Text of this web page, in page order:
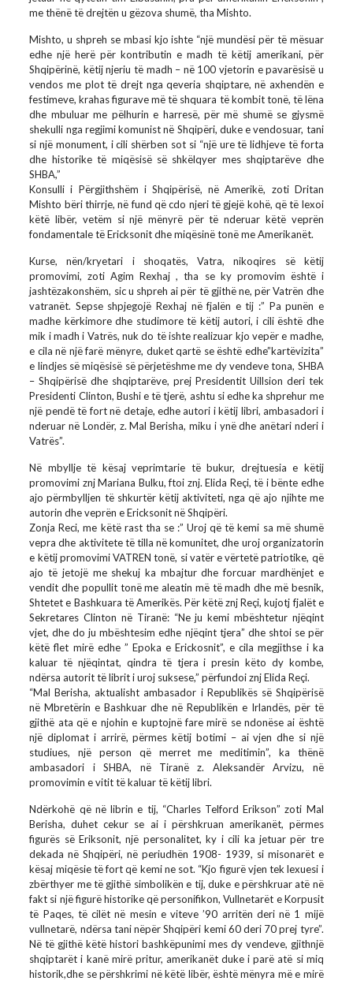
me thënë të drejtën u gëzova shumë, tha Mishto.
Mishto, u shpreh se mbasi kjo ishte “një mundësi për të mësuar
edhe një herë për kontributin e madh të këtij amerikani, për
Shqipërinë, këtij njeriu të madh – në 100 vjetorin e pavarësisë u
vendos me plot të drejt nga qeveria shqiptare, në axhendën e
festimeve, krahas figurave më të shquara të kombit tonë, të lëna
dhe mbuluar me pëlhurin e harresë, për më shumë se gjysmë
shekulli nga regjimi komunist në Shqipëri, duke e vendosuar, tani
si një monument, i cili shërben sot si “një ure të lidhjeve të forta
dhe historike të miqësisë së shkëlqyer mes shqiptarëve dhe
SHBA,”
Konsulli i Përgjithshëm i Shqipërisë, në Amerikë, zoti Dritan
Mishto bëri thirrje, në fund që cdo njeri të gjejë kohë, që të lexoi
këtë libër, vetëm si një mënyrë për të nderuar këtë veprën
fondamentale të Ericksonit dhe miqësinë tonë me Amerikanët.
Kurse, nën/kryetari i shoqatës, Vatra, nikoqires së këtij
promovimi, zoti Agim Rexhaj , tha se ky promovim është i
jashtëzakonshëm, sic u shpreh ai për të gjithë ne, për Vatrën dhe
vatranët. Sepse shpjegojë Rexhaj në fjalën e tij :” Pa punën e
madhe kërkimore dhe studimore të këtij autori, i cili është dhe
mik i madh i Vatrës, nuk do të ishte realizuar kjo vepër e madhe,
e cila në një farë mënyre, duket qartë se është edhe”kartëvizita”
e lindjes së miqësisë së përjetëshme me dy vendeve tona, SHBA
– Shqipërisë dhe shqiptarëve, prej Presidentit Uillsion deri tek
Presidenti Clinton, Bushi e të tjerë, ashtu si edhe ka shprehur me
një pendë të fort në detaje, edhe autori i këtij libri, ambasadori i
nderuar në Londër, z. Mal Berisha, miku i ynë dhe anëtari nderi i
Vatrës”.
Në mbyllje të kësaj veprimtarie të bukur, drejtuesia e këtij
promovimi znj Mariana Bulku, ftoi znj. Elida Reçi, të i bënte edhe
ajo përmbylljen të shkurtër këtij aktiviteti, nga që ajo njihte me
autorin dhe veprën e Ericksonit në Shqipëri.
Zonja Reci, me këtë rast tha se :” Uroj që të kemi sa më shumë
vepra dhe aktivitete të tilla në komunitet, dhe uroj organizatorin
e këtij promovimi VATREN tonë, si vatër e vërtetë patriotike, që
ajo të jetojë me shekuj ka mbajtur dhe forcuar mardhënjet e
vendit dhe popullit tonë me aleatin më të madh dhe më besnik,
Shtetet e Bashkuara të Amerikës. Për këtë znj Reçi, kujotj fjalët e
Sekretares Clinton në Tiranë: “Ne ju kemi mbështetur njëqint
vjet, dhe do ju mbështesim edhe njëqint tjera” dhe shtoi se për
këtë flet mirë edhe ” Epoka e Erickosnit”, e cila megjithse i ka
kaluar të njëqintat, qindra të tjera i presin këto dy kombe,
ndërsa autorit të librit i uroj suksese,” përfundoi znj Elida Reçi.
“Mal Berisha, aktualisht ambasador i Republikës së Shqipërisë
në Mbretërin e Bashkuar dhe në Republikën e Irlandës, për të
gjithë ata që e njohin e kuptojnë fare mirë se ndonëse ai është
një diplomat i arrirë, përmes këtij botimi – ai vjen dhe si një
studiues, një person që merret me meditimin”, ka thënë
ambasadori i SHBA, në Tiranë z. Aleksandër Arvizu, në
promovimin e vitit të kaluar të këtij libri.
Ndërkohë që në librin e tij, “Charles Telford Erikson” zoti Mal
Berisha, duhet cekur se ai i përshkruan amerikanët, përmes
figurës së Eriksonit, një personalitet, ky i cili ka jetuar për tre
dekada në Shqipëri, në periudhën 1908- 1939, si misonarët e
kësaj miqësie të fort që kemi ne sot. “Kjo figurë vjen tek lexuesi i
zbërthyer me të gjithë simbolikën e tij, duke e përshkruar atë në
fakt si një figurë historike që personifikon, Vullnetarët e Korpusit
të Paqes, të cilët në mesin e viteve ’90 arritën deri në 1 mijë
vullnetarë, ndërsa tani nëpër Shqipëri kemi 60 deri 70 prej tyre”.
Në të gjithë këtë histori bashkëpunimi mes dy vendeve, gjithnjë
shqiptarët i kanë mirë pritur, amerikanët duke i parë atë si miq
historik,dhe se përshkrimi në këtë libër, është mënyra më e mirë